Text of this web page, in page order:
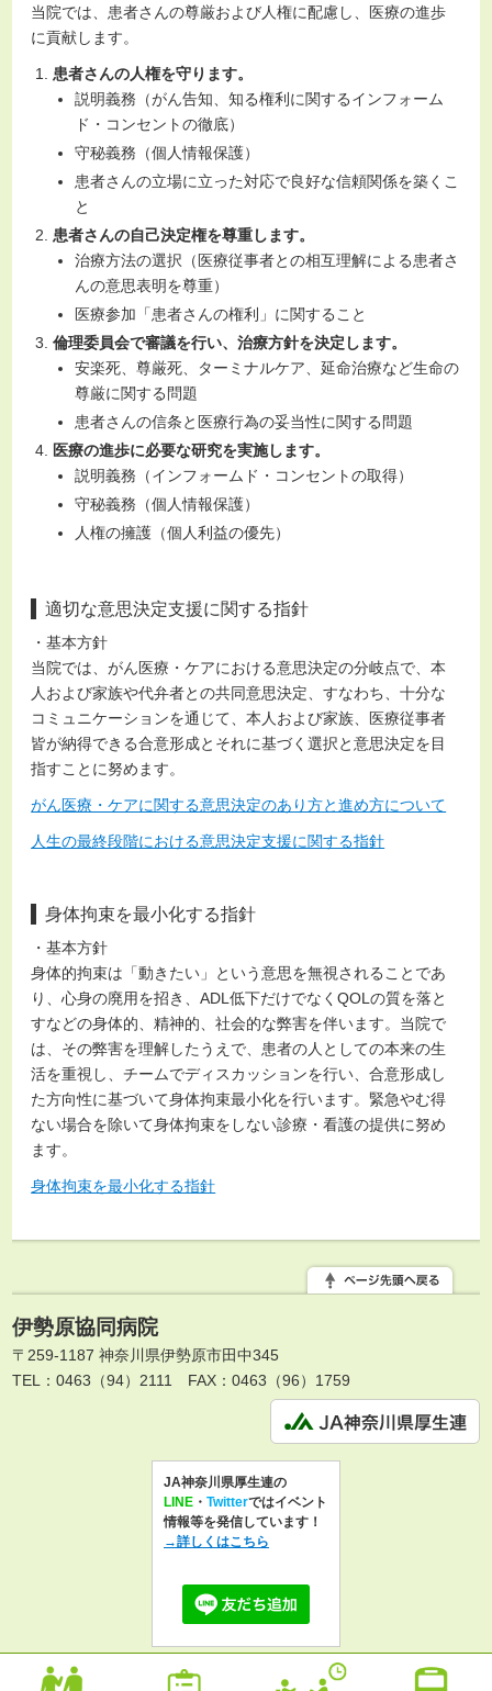
当院では、患者さんの尊厳および人権に配慮し、医療の進歩
に貢献します。
患者さんの人権を守ります。
説明義務（がん告知、知る権利に関するインフォーム
ド・コンセントの徹底）
守秘義務（個人情報保護）
患者さんの立場に立った対応で良好な信頼関係を築くこ
と
患者さんの自己決定権を尊重します。
治療方法の選択（医療従事者との相互理解による患者さ
んの意思表明を尊重）
医療参加「患者さんの権利」に関すること
倫理委員会で審議を行い、治療方針を決定します。
安楽死、尊厳死、ターミナルケア、延命治療など生命の
尊厳に関する問題
患者さんの信条と医療行為の妥当性に関する問題
医療の進歩に必要な研究を実施します。
説明義務（インフォームド・コンセントの取得）
守秘義務（個人情報保護）
人権の擁護（個人利益の優先）
適切な意思決定支援に関する指針
・基本方針
当院では、がん医療・ケアにおける意思決定の分岐点で、本
人および家族や代弁者との共同意思決定、すなわち、十分な
コミュニケーションを通じて、本人および家族、医療従事者
皆が納得できる合意形成とそれに基づく選択と意思決定を目
指すことに努めます。
がん医療・ケアに関する意思決定のあり方と進め方について
人生の最終段階における意思決定支援に関する指針
身体拘束を最小化する指針
・基本方針
身体的拘束は「動きたい」という意思を無視されることであ
り、心身の廃用を招き、ADL低下だけでなくQOLの質を落と
すなどの身体的、精神的、社会的な弊害を伴います。当院で
は、その弊害を理解したうえで、患者の人としての本来の生
活を重視し、チームでディスカッションを行い、合意形成し
た方向性に基づいて身体拘束最小化を行います。緊急やむ得
ない場合を除いて身体拘束をしない診療・看護の提供に努め
ます。
身体拘束を最小化する指針
伊勢原協同病院
〒259-1187 神奈川県伊勢原市田中345
TEL：0463（94）2111
FAX：0463（96）1759
JA神奈川県厚生連の
LINE ・ Twitterではイベント
情報等を発信しています！
→詳しくはこちら